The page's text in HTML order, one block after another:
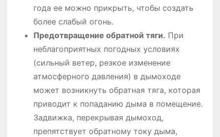
года ее можно прикрыть, чтобы создать
более слабый огонь.
Предотвращение обратной тяги. При
неблагоприятных погодных условиях
(сильный ветер, резкое изменение
атмосферного давления) в дымоходе
может возникнуть обратная тяга, которая
приводит к попаданию дыма в помещение.
Задвижка, перекрывая дымоход,
препятствует обратному току дыма,